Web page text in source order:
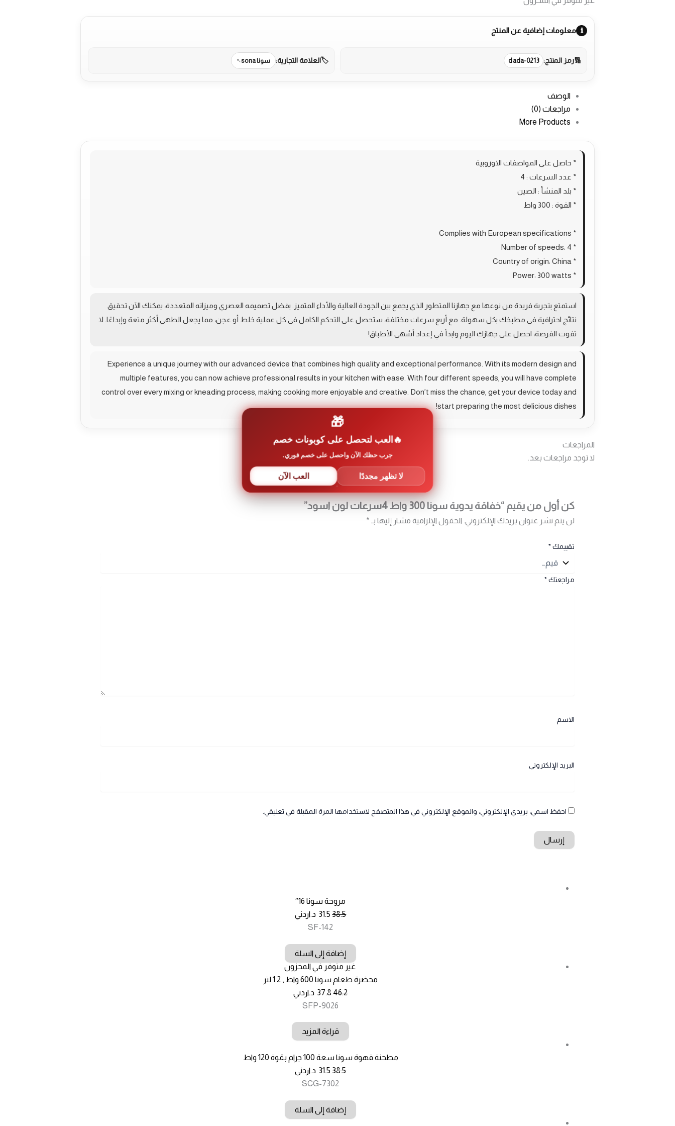
معلومات إضافية عن المنتج
رمز المنتج: dada-0213 العلامة التجارية: سونا sona
الوصف
مراجعات (0)
More Products
* حاصل على المواصفات الاوروبية
* عدد السرعات : 4
* بلد المنشأ : الصين
* القوة : 300 واط
* Complies with European specifications
* Number of speeds: 4
* Country of origin: China
* Power: 300 watts
استمتع بتجربة فريدة من نوعها مع جهازنا المتطور الذي يجمع بين الجودة العالية والأداء المتميز. بفضل تصميمه العصري وميزاته المتعددة، يمكنك الآن تحقيق
نتائج احترافية في مطبخك بكل سهولة. مع أربع سرعات مختلفة، ستحصل على التحكم الكامل في كل عملية خلط أو عجن، مما يجعل الطهي أكثر متعة وإبداعًا. لا
تفوت الفرصة، احصل على جهازك اليوم وابدأ في إعداد أشهى الأطباق!
Experience a unique journey with our advanced device that combines high quality and exceptional performance. With its modern design and
multiple features, you can now achieve professional results in your kitchen with ease. With four different speeds, you will have complete
control over every mixing or kneading process, making cooking more enjoyable and creative. Don’t miss the chance, get your device today and
start preparing the most delicious dishes!
المراجعات
لا توجد مراجعات بعد.
كن أول من يقيم “خفاقة يدوية سونا 300 واط 4سرعات لون اسود”
لن يتم نشر عنوان بريدك الإلكتروني. الحقول الإلزامية مشار إليها بـ *
تقييمك*
مراجعتك*
الاسم
البريد الإلكتروني
احفظ اسمي، بريدي الإلكتروني، والموقع الإلكتروني في هذا المتصفح لاستخدامها المرة المقبلة في تعليقي.
مروحة سونا 16″
38.5
31.5 د.اردني
SF-142
إضافة إلى السلة
غير متوفر في المخزون
محضرة طعام سونا 600 واط , 1.2 لتر
46.2
37.8 د.اردني
SFP-9026
قراءة المزيد
مطحنة قهوة سونا سعة 100 جرام بقوة 120 واط
38.5
31.5 د.اردني
SCG-7302
إضافة إلى السلة
🎁
العب لتحصل على كوبونات خصم
جرب حظك الآن واحصل على خصم فوري.
لا تظهر مجددًا العب الآن